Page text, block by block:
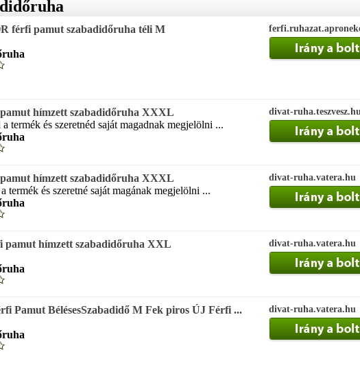
férfi pamut szabadidőruha téli M
hímzett szabadidőruha XXXL
termék és szeretnéd saját magadnak megjelölni ...
divat-
hímzett szabadidőruha XXXL
termék és szeretné saját magának megjelölni ...
divat-ruha.vatera.hu
pamut hímzett szabadidőruha XXL divat-ruha.vatera.hu
Pamut BélésesSzabadidő M Fek piros ÚJ Férfi ... divat-ruha.vatera.hu